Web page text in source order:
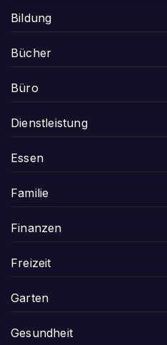
Bildung
Bücher
Büro
Dienstleistung
Essen
Familie
Finanzen
Freizeit
Garten
Gesundheit